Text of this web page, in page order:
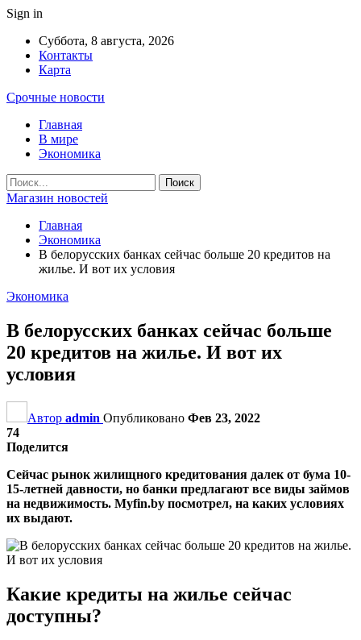
Sign in
Суббота, 8 августа, 2026
Контакты
Карта
Срочные новости
Главная
В мире
Экономика
Магазин новостей
Главная
Экономика
В белорусских банках сейчас больше 20 кредитов на
жилье. И вот их условия
Экономика
В белорусских банках сейчас больше
20 кредитов на жилье. И вот их
условия
Автор admin Опубликовано Фев 23, 2022
74
Поделится
Сейчас рынок жилищного кредитования далек от бума 10-
15-летней давности, но банки предлагают все виды займов
на недвижимость. Myfin.by посмотрел, на каких условиях
их выдают.
Какие кредиты на жилье сейчас
доступны?